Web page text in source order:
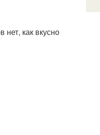
нет, как вкусно